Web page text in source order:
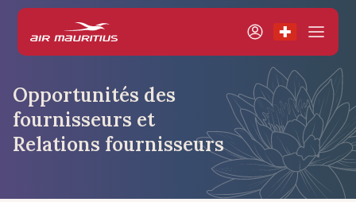
Opportunités des
fournisseurs et
Relations fournisseurs